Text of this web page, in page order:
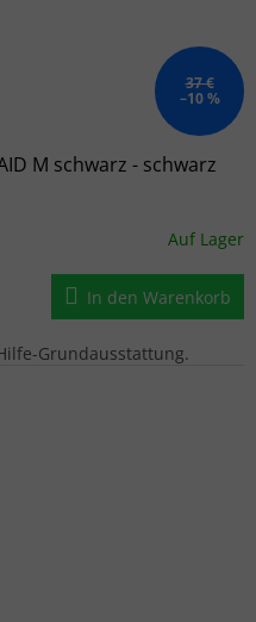
37 €
–10 %
M schwarz - schwarz
Auf Lager
In den Warenkorb
Grundausstattung.